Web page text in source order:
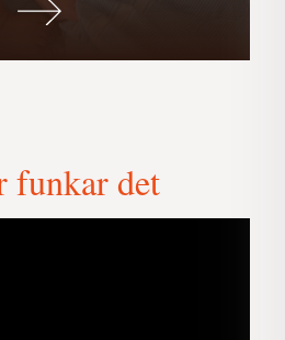
funkar det